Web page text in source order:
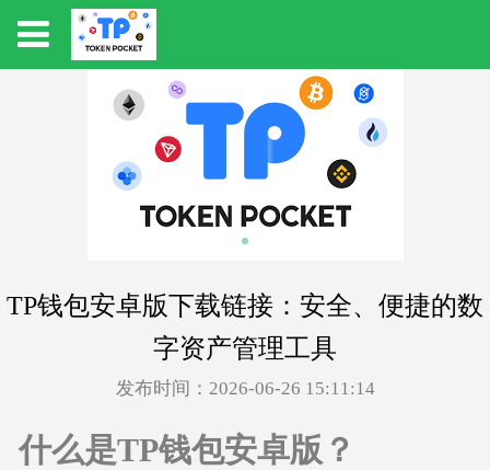
TP钱包安卓版下载链接：安全、便捷的数
字资产管理工具
发布时间：2026-06-26 15:11:14
什么是TP钱包安卓版？